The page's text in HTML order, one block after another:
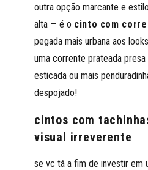
outra opção marcante e
alta — é o cinto com
pegada mais urbana aos
uma corrente prateada
esticada ou mais
despojado!
cintos com
visual irreverente
se vc tá a fim de investir em